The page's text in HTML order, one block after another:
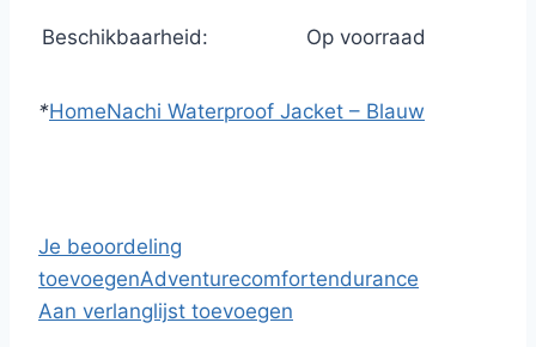
Beschikbaarheid: Op voorraad
*HomeNachi Waterproof Jacket – Blauw
Je beoordeling
toevoegenAdventurecomfortendurance
Aan verlanglijst toevoegen